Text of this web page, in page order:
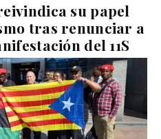
su papel
tras renunciar a
del 11S